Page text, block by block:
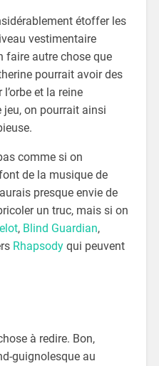
étoffer les
vestimentaire
faire autre chose que
pourrait avoir des
et la reine
jeu, on pourrait ainsi
comme si on
de la musique de
presque envie de
un truc, mais si on
, Blind Guardian,
Rhapsodyqui peuvent
à redire. Bon,
guignolesque au